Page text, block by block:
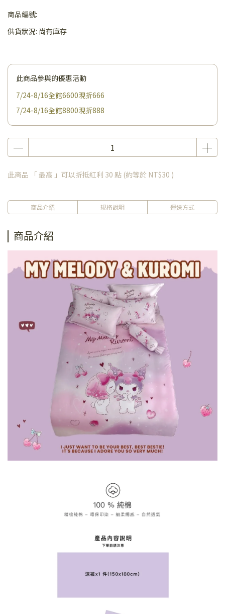
商品編號:
供貨狀況: 尚有庫存
此商品參與的優惠活動
7/24-8/16全館6600現折666
7/24-8/16全館8800現折888
此商品 「 最高 」可以折抵紅利 30 點 (約等於 NT$30 )
商品介紹 規格說明 運送方式
商品介紹